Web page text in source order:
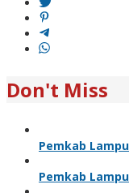
Don't Miss
Pemkab
Pemkab